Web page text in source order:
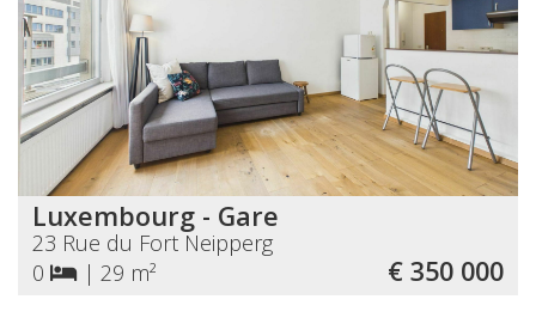
Luxembourg - Gare
23 Rue du Fort Neipperg
0
| 29 m² € 350 000